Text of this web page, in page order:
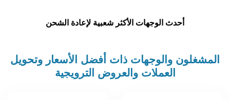
أحدث الوجهات الأكثر شعبية لإعادة الشحن
المشغلون والوجهات ذات أفضل الأسعار وتحويل
العملات والعروض الترويجية